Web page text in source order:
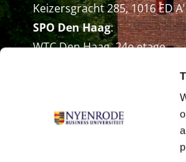
Keizersgracht 285, 1016 ED
SPO Den Haag:
WTC Den Haag, 24e etage
+31 (0)346 29 1211